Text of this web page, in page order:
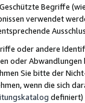
Begriffe
verwendet
oder andere
oder
Sie bitte der
wenn die sich
definiert)